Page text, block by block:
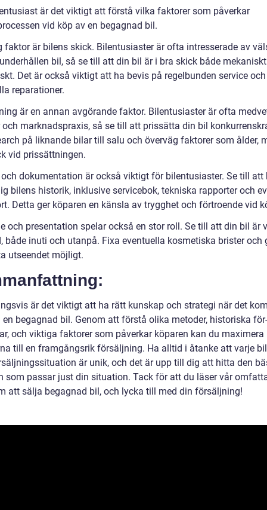
är det viktigt att förstå vilka faktorer som påverkar
vid köp av en begagnad bil.
faktor är bilens skick. Bilentusiaster är ofta intresserade av
bil, så se till att din bil är i bra skick både
Det är också viktigt att ha bevis på regelbunden service och
reparationer.
är en annan avgörande faktor. Bilentusiaster är ofta
och marknadspraxis, så se till att prissätta din bil
på liknande bilar till salu och överväg faktorer som ålder,
vid prissättningen.
dokumentation är också viktigt för bilentusiaster. Se till att
bilens historik, inklusive servicebok, tekniska rapporter och
Detta ger köparen en känsla av trygghet och förtroende vid
och presentation spelar också en stor roll. Se till att din bil är
både inuti och utanpå. Fixa eventuella kosmetiska brister och
utseendet möjligt.
är det viktigt att ha rätt kunskap och strategi när det
begagnad bil. Genom att förstå olika metoder, historiska
och viktiga faktorer som påverkar köparen kan du maximera
till en framgångsrik försäljning. Ha alltid i åtanke att varje
är unik, och det är upp till dig att hitta den
som passar just din situation. Tack för att du läser vår
att sälja begagnad bil, och lycka till med din försäljning!